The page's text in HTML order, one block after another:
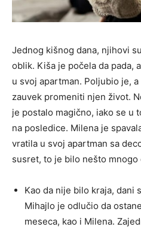
Jednog kišnog dana, njihovi
oblik. Kiša je počela da pada,
u svoj apartman. Poljubio je,
zauvek promeniti njen život.
je postalo magično, iako se u
na posledice. Milena je
vratila u svoj apartman sa
susret, to je bilo nešto
Kao da nije bilo kraja, dani
Mihajlo je odlučio da
meseca, kao i Milena.